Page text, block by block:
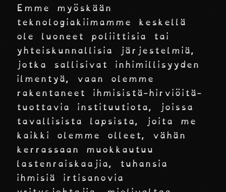
Emme myöskään
teknologiakiimamme keskellä
ole luoneet poliittisia tai
yhteiskunnallisia järjestelmiä,
jotka sallisivat inhimillisyyden
ilmentyä, vaan olemme
rakentaneet ihmisistä-hirviöitä-
tuottavia instituutiota, joissa
tavallisista lapsista, joita me
kaikki olemme olleet, vähän
kerrassaan muokkautuu
lastenraiskaajia, tuhansia
ihmisiä irtisanovia